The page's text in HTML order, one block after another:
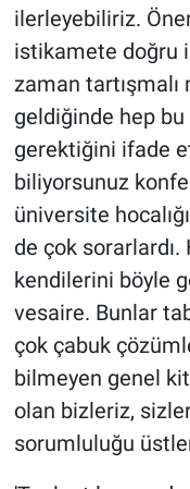
ilerleyebiliriz.
istikamete doğru
zaman
geldiğinde hep
gerektiğini ifade
biliyorsunuz
üniversite
de çok
kendilerini böyle
vesaire. Bunlar
çok çabuk
bilmeyen genel
olan bizleriz,
sorumluluğu